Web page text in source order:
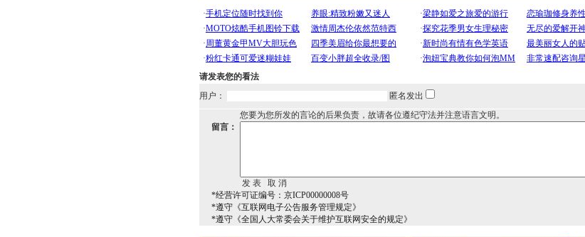
请发表您的看法
用户：
匿名发出
您要为您所发的言论的后果负责，故请各位遵纪守法并注意语言文明。
留言：
*经营许可证编号：京ICP00000008号
*遵守《互联网电子公告服务管理规定》
*遵守《全国人大常委会关于维护互联网安全的规定》